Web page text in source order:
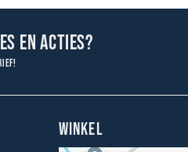
en acties?
WINKEL